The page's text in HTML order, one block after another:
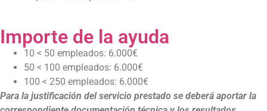
Importe de la ayuda​
10 < 50 empleados: 6.000€
50 < 100 empleados: 6.000€
100 < 250 empleados: 6.000€
Para la justificación del servicio prestado se deberá aportar la